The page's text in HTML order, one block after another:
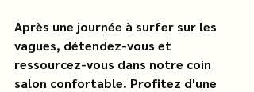
Après une journée à surfer sur les
vagues, détendez-vous et
ressourcez-vous dans notre coin
salon confortable. Profitez d'une